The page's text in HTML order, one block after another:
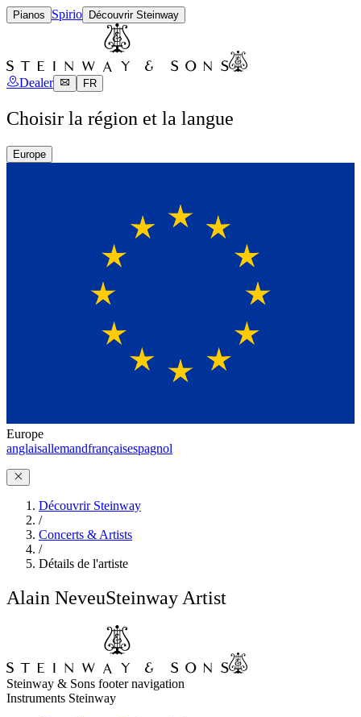
Pianos Spirio Découvrir Steinway
Dealer FR
Choisir la région et la langue
Europe
Europe
anglaisallemandfrançaisespagnol
Découvrir Steinway
/
Concerts & Artists
/
Détails de l'artiste
Alain NeveuSteinway Artist
Steinway & Sons footer navigation
Instruments Steinway